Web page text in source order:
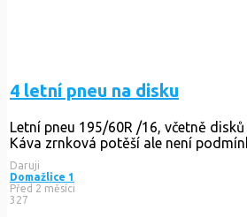
4 letní pneu na disku
Letní pneu 195/60R /16, včetně disků
Káva zrnková potěší ale není
Daruji
Domažlice 1
Před 2 měsíci
327